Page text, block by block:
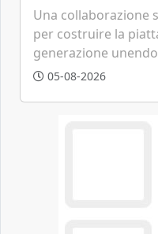
tecnologica
Una collaborazione
per costruire la
generazione
artificiale.
05-08-2026